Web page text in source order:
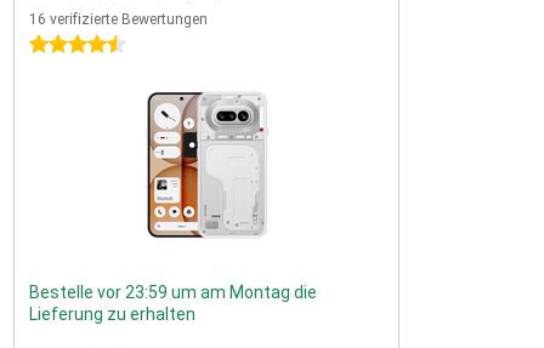
16 verifizierte Bewertungen
4.5 Sterne
Bestelle vor 23:59 um am Montag die
Lieferung zu erhalten